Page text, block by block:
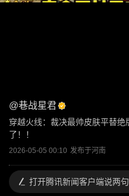
@巷战星君
穿越火线：裁决最帅皮肤平替
了！！
2026-05-05 00:10 发布于河南
打开腾讯新闻客户端说两句